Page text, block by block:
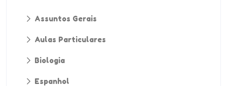
Assuntos Gerais
Aulas Particulares
Biologia
Espanhol